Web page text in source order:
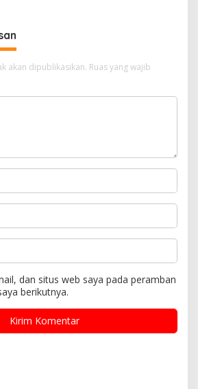
akan dipublikasikan. Ruas yang wajib
dan situs web saya pada peramban
berikutnya.